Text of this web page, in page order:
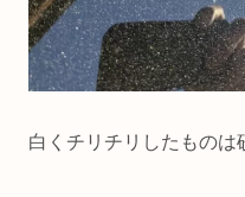
白くチリチリしたものは